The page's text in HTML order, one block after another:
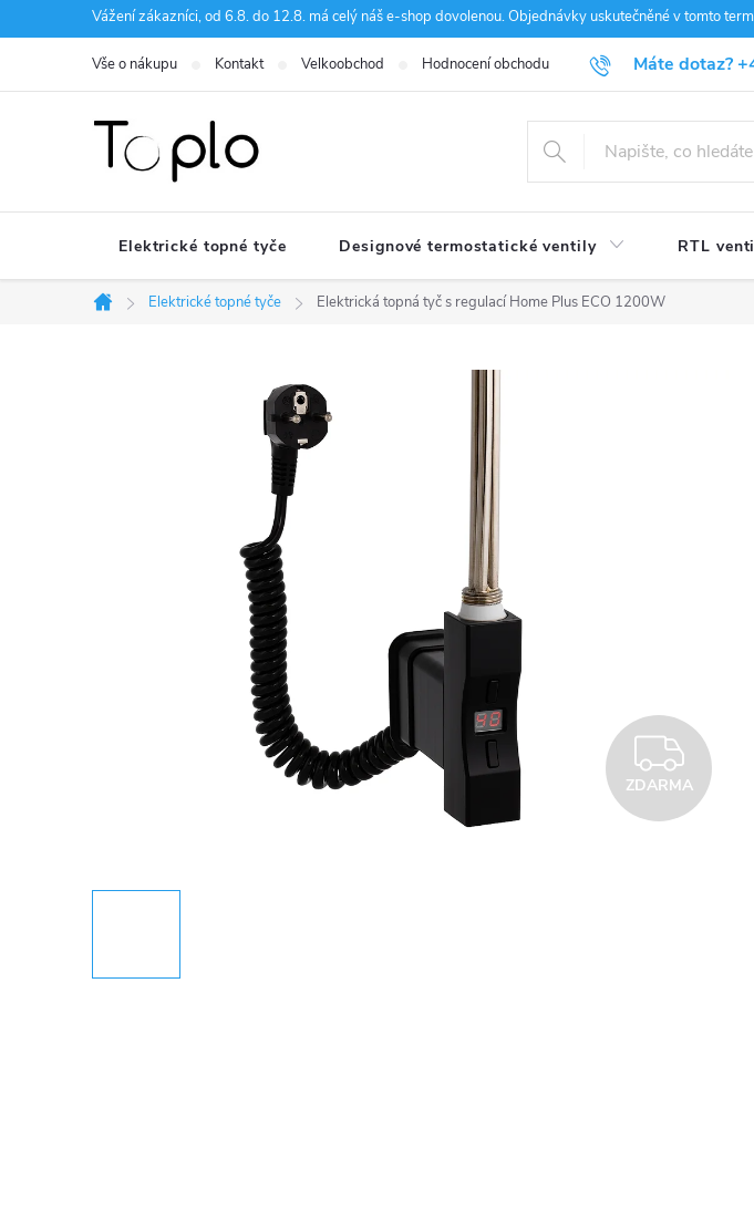
na
Vážení zákazníci, od 6.8. do 12.8. má celý náš e-shop dovolenou. Objednávky uskutečněné v tomto
Máte dotaz?
Vše o nákupu Kontakt Velkoobchod Hodnocení obchodu Blog
Elektrické topné tyče Designové termostatické ventily RTL
Domů
Elektrické topné tyče Elektrická topná tyč s regulací Home Plus ECO 1200W
ZDARMA